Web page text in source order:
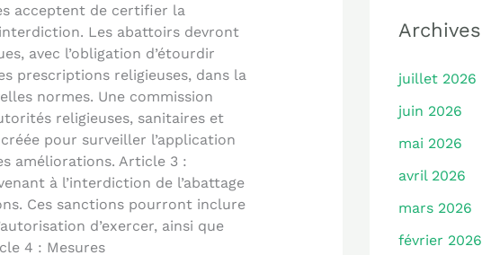
acceptent de certifier la
Les abattoirs devront
avec l’obligation d’étourdir
prescriptions religieuses, dans la
normes. Une commission
religieuses, sanitaires et
pour surveiller l’application
améliorations. Article 3 :
à l’interdiction de l’abattage
Ces sanctions pourront inclure
d’exercer, ainsi que
4 : Mesures
Archives
juillet 2026
juin 2026
mai 2026
avril 2026
mars 2026
février 2026